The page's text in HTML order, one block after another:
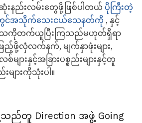
ည်းလမ်းတွေဖို့ဖြစ်ပါတယ် ပိုကြီးတဲ့
င်အသိုက်သေးငယ်သေနတ်ကို , နှင့်
ကိုတက်ယူပြီးကြသည်မဟုတ်ရှိရာ
ည့်ဖို့လှံလက်နက်, မျက်နှာဖုံးများ,
စ်များနှင့်အခြားပစ္စည်းများနှင့်တူ
းများကိုသုံးပါ။
ည်တူ Direction အဖွဲ့ Going